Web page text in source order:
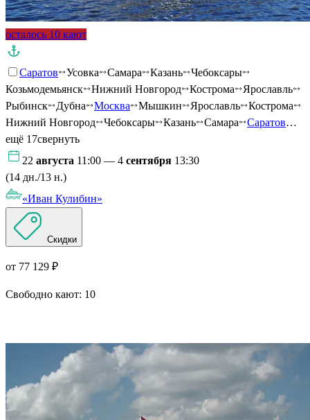
осталось 10 кают
Саратов Усовка Самара Казань
Чебоксары
Козьмодемьянск
Нижний Новгород Кострома
Ярославль
Рыбинск
Дубна Москва Мышкин Ярославль
Кострома
Нижний Новгород
Чебоксары Казань Самара Саратов…
ещё 17свернуть
22 августа 11:00 — 4 сентября 13:30
(14 дн./13 н.)
«Иван Кулибин»
Скидки
от 77 129 ₽
Свободно кают: 10